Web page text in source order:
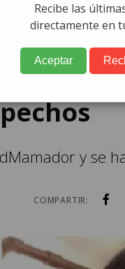
y se
COMPARTIR:
Recibe las
directamente en
Aceptar